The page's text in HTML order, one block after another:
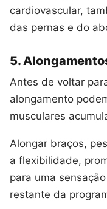
cardiovascular,
das pernas e do
5.
Antes de voltar
alongamento
musculares
Alongar braços,
a flexibilidade,
para uma
restante da